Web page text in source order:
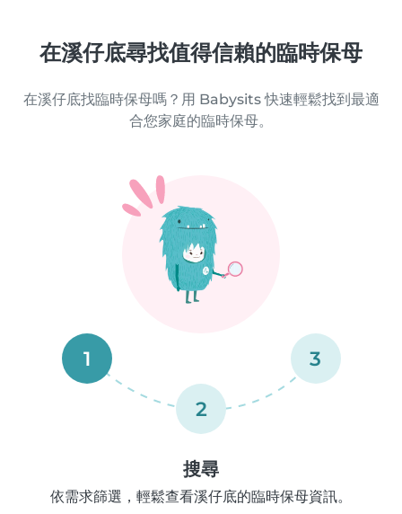
在溪仔底尋找值得信賴的臨時保母
在溪仔底找臨時保母嗎？用 Babysits 快速輕鬆找到最適
合您家庭的臨時保母。
1
2
3
搜尋
依需求篩選，輕鬆查看溪仔底的臨時保母資訊。